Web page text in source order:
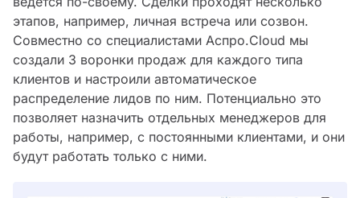
этапов, например, личная встреча или созвон.
Совместно со специалистами Аспро.Cloud мы
создали 3 воронки продаж для каждого типа
клиентов и настроили автоматическое
распределение лидов по ним. Потенциально это
позволяет назначить отдельных менеджеров для
работы, например, с постоянными клиентами, и они
будут работать только с ними.